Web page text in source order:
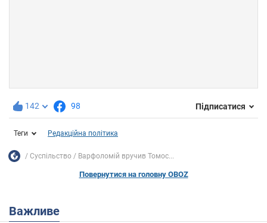
142 98 Підписатися
Теги Редакційна політика
Суспільство Варфоломій вручив Томос...
Повернутися на головну OBOZ
Важливе